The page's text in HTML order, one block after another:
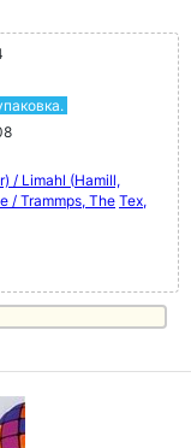
/ Limahl (Hamill,
/ Trammps, The Tex,